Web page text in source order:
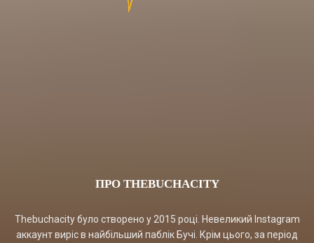
ПРО THEBUCHACITY
Thebuchacity було створено у 2015 році. Невеликий Instagram
аккаунт виріс в найбільший паблік Бучі. Крім цього, за період